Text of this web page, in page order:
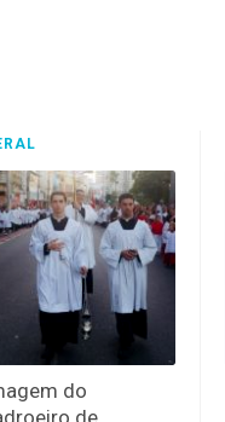
do